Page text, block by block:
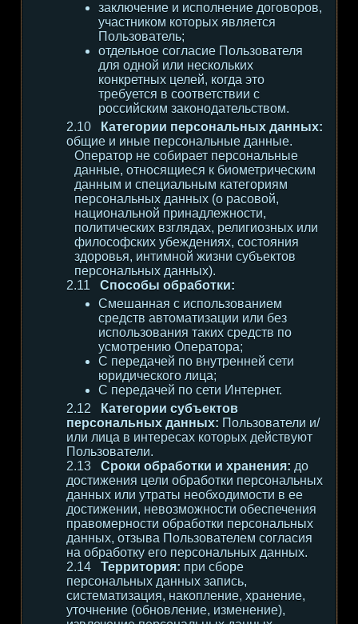
заключение и исполнение договоров,
участником которых является
Пользователь;
отдельное согласие Пользователя
для одной или нескольких
конкретных целей, когда это
требуется в соответствии с
российским законодательством.
Категории персональных данных:
общие и иные персональные данные.
Оператор не собирает персональные
данные, относящиеся к биометрическим
данным и специальным категориям
персональных данных (о расовой,
национальной принадлежности,
политических взглядах, религиозных или
философских убеждениях, состояния
здоровья, интимной жизни субъектов
персональных данных).
Способы обработки:
Смешанная с использованием
средств автоматизации или без
использования таких средств по
усмотрению Оператора;
С передачей по внутренней сети
юридического лица;
С передачей по сети Интернет.
Категории субъектов
персональных данных: Пользователи и/
или лица в интересах которых действуют
Пользователи.
Сроки обработки и хранения: до
достижения цели обработки персональных
данных или утраты необходимости в ее
достижении, невозможности обеспечения
правомерности обработки персональных
данных, отзыва Пользователем согласия
на обработку его персональных данных.
Территория: при сборе
персональных данных запись,
систематизация, накопление, хранение,
уточнение (обновление, изменение),